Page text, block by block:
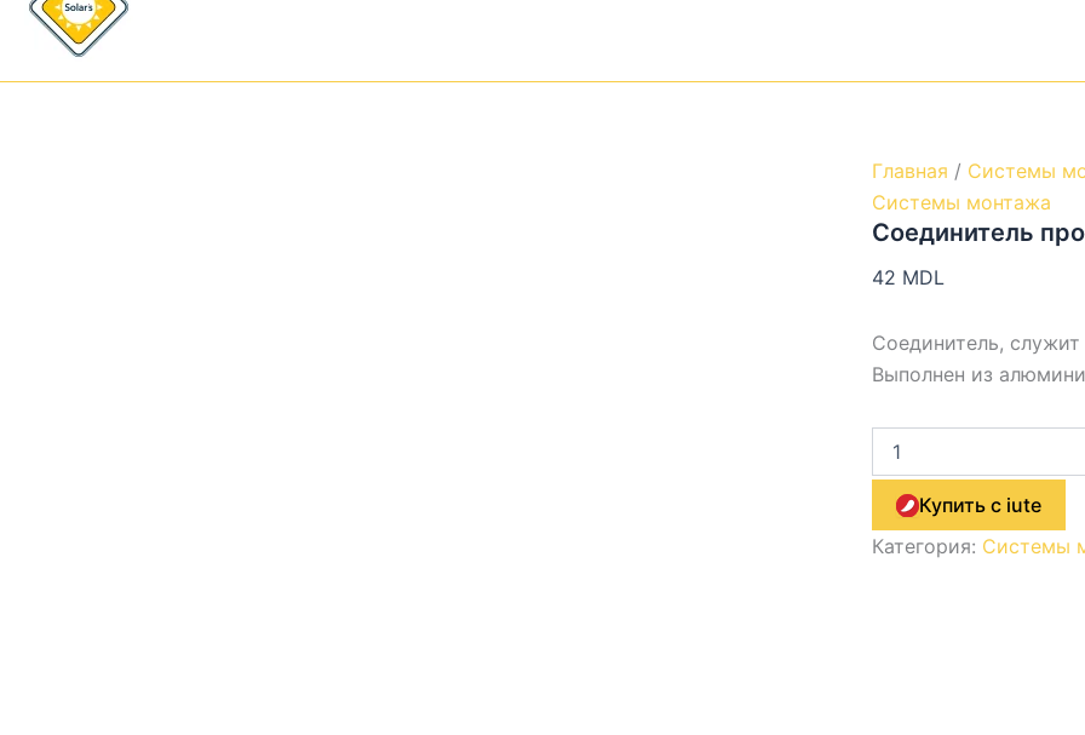
Главная / Системы
Системы монтажа
Соединитель
42 MDL
Соединитель,
Выполнен из
Купить с iute
Категория: Системы